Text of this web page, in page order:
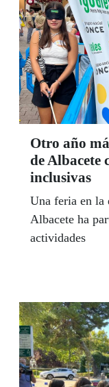
Otro año
de Albacete
inclusivas
Una feria en la
Albacete ha
actividades